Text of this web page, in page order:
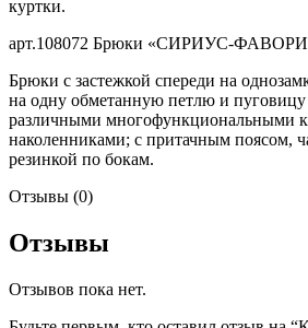
куртки.
арт.108072 Брюки «СИРИУС-
Брюки с застежкой спереди на
на одну обметанную петлю и пуговицу
различными многофункциональными
наколенниками; с притачным поясом,
резинкой по бокам.
Отзывы (0)
Отзывы
Отзывов пока нет.